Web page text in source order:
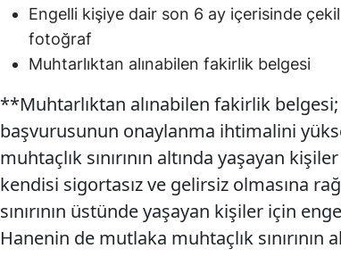
Engelli kişiye dair son 6 ay içerisinde
fotoğraf
Muhtarlıktan alınabilen fakirlik belgesi
**Muhtarlıktan alınabilen fakirlik
başvurusunun onaylanma ihtimalini
muhtaçlık sınırının altında yaşayan
kendisi sigortasız ve gelirsiz olmasına
sınırının üstünde yaşayan kişiler için
Hanenin de mutlaka muhtaçlık sınırının